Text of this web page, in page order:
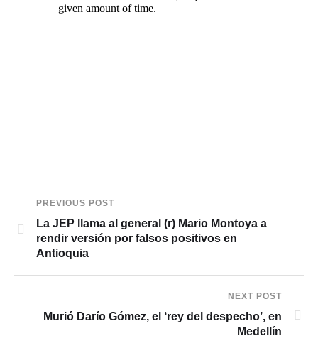
PREVIOUS POST
La JEP llama al general (r) Mario Montoya a
rendir versión por falsos positivos en
Antioquia
NEXT POST
Murió Darío Gómez, el ‘rey del despecho’, en
Medellín